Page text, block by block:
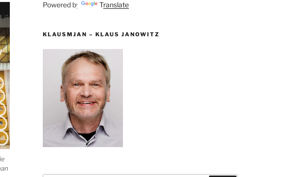
Powered by Translate
KLAUSMJAN – KLAUS JANOWITZ